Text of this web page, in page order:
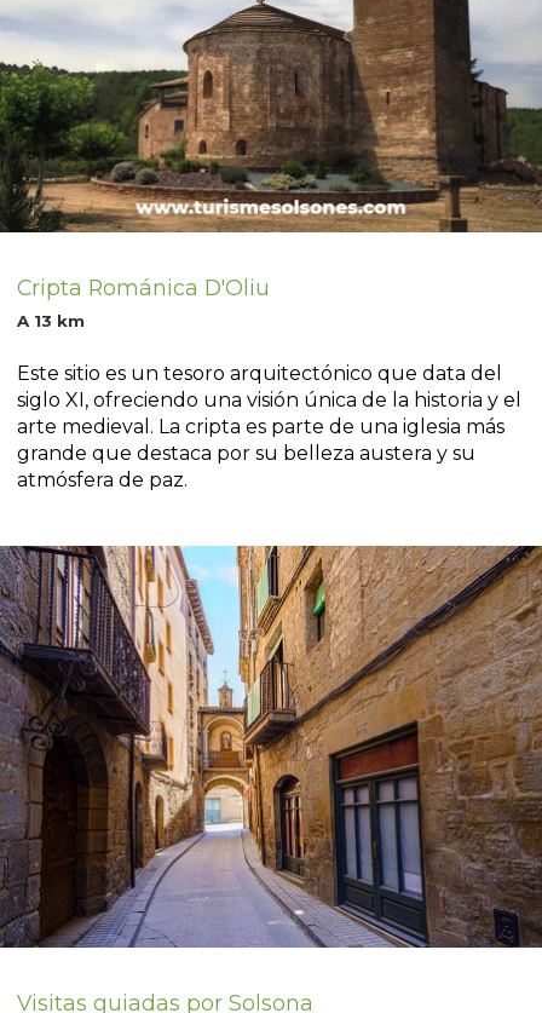
Cripta Románica D'Oliu
A 13 km
Este sitio es un tesoro arquitectónico que data del
siglo XI, ofreciendo una visión única de la historia y el
arte medieval. La cripta es parte de una iglesia más
grande que destaca por su belleza austera y su
atmósfera de paz.
Visitas guiadas por Solsona